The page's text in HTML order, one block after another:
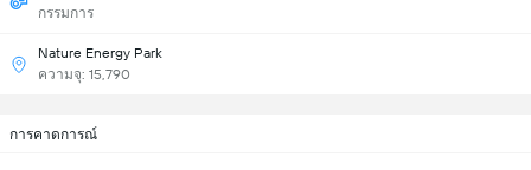
กรรมการ
Nature Energy Park
ความจุ: 15,790
การคาดการณ์